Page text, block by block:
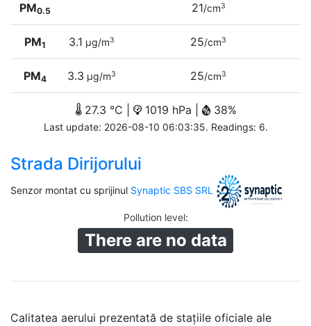
PM0.5 21/cm3
PM1 3.1 µg/m3 25/cm3
PM4 3.3 µg/m3 25/cm3
27.3 °C | 1019 hPa | 38%
Last update: 2026-08-10 06:03:35. Readings: 6.
Strada Dirijorului
Senzor montat cu sprijinul Synaptic SBS SRL
Pollution level:
There are no data
Calitatea aerului prezentată de stațiile oficiale ale